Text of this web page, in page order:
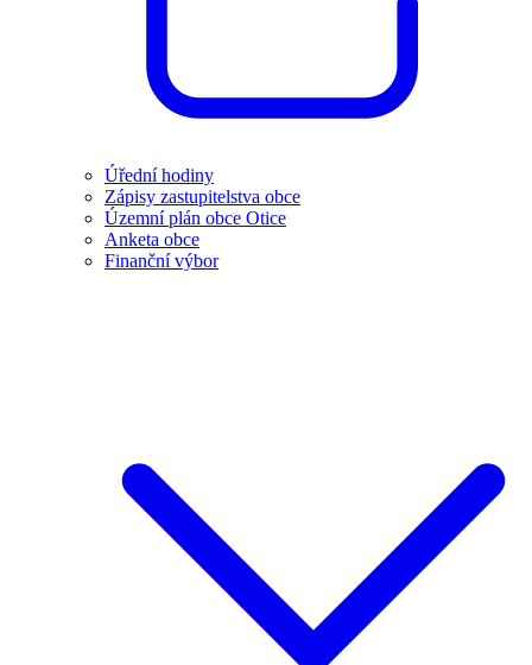
Úřední hodiny
Zápisy zastupitelstva obce
Územní plán obce Otice
Anketa obce
Finanční výbor